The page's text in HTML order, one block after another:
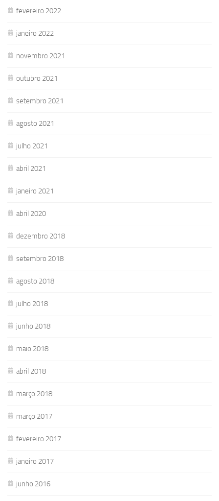
fevereiro 2022
janeiro 2022
novembro 2021
outubro 2021
setembro 2021
agosto 2021
julho 2021
abril 2021
janeiro 2021
abril 2020
dezembro 2018
setembro 2018
agosto 2018
julho 2018
junho 2018
maio 2018
abril 2018
março 2018
março 2017
fevereiro 2017
janeiro 2017
junho 2016